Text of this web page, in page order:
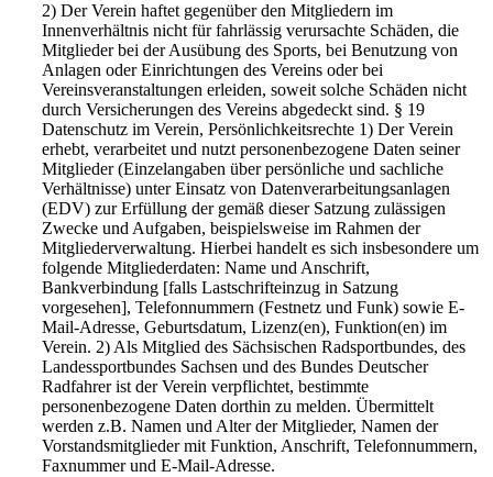
2) Der Verein haftet gegenüber den Mitgliedern im
Innenverhältnis nicht für fahrlässig verursachte Schäden, die
Mitglieder bei der Ausübung des Sports, bei Benutzung von
Anlagen oder Einrichtungen des Vereins oder bei
Vereinsveranstaltungen erleiden, soweit solche Schäden nicht
durch Versicherungen des Vereins abgedeckt sind. § 19
Datenschutz im Verein, Persönlichkeitsrechte 1) Der Verein
erhebt, verarbeitet und nutzt personenbezogene Daten seiner
Mitglieder (Einzelangaben über persönliche und sachliche
Verhältnisse) unter Einsatz von Datenverarbeitungsanlagen
(EDV) zur Erfüllung der gemäß dieser Satzung zulässigen
Zwecke und Aufgaben, beispielsweise im Rahmen der
Mitgliederverwaltung. Hierbei handelt es sich insbesondere um
folgende Mitgliederdaten: Name und Anschrift,
Bankverbindung [falls Lastschrifteinzug in Satzung
vorgesehen], Telefonnummern (Festnetz und Funk) sowie E-
Mail-Adresse, Geburtsdatum, Lizenz(en), Funktion(en) im
Verein. 2) Als Mitglied des Sächsischen Radsportbundes, des
Landessportbundes Sachsen und des Bundes Deutscher
Radfahrer ist der Verein verpflichtet, bestimmte
personenbezogene Daten dorthin zu melden. Übermittelt
werden z.B. Namen und Alter der Mitglieder, Namen der
Vorstandsmitglieder mit Funktion, Anschrift, Telefonnummern,
Faxnummer und E-Mail-Adresse.